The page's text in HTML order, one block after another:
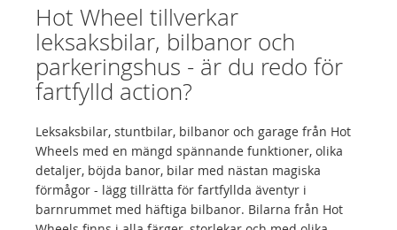
Hot Wheel tillverkar
leksaksbilar, bilbanor och
parkeringshus - är du redo för
fartfylld action?
Leksaksbilar, stuntbilar, bilbanor och garage från Hot
Wheels med en mängd spännande funktioner, olika
detaljer, böjda banor, bilar med nästan magiska
förmågor - lägg tillrätta för fartfyllda äventyr i
barnrummet med häftiga bilbanor. Bilarna från Hot